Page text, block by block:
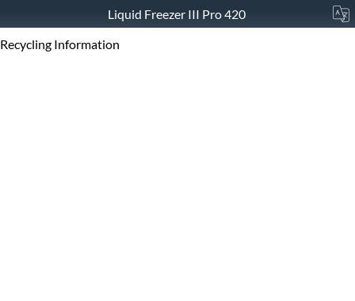
Liquid Freezer III Pro 420
Recycling Information